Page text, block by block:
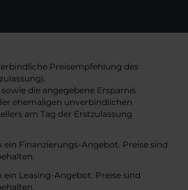
Preisempfehlung des
die angegebene Ersparnis
ehemaligen unverbindlichen
am Tag der Erstzulassung
ein Finanzierungs-Angebot. Preise sind
Leasing-Angebot. Preise sind